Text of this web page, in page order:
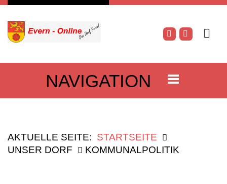
NAVIGATION
AKTUELLE SEITE: STARTSEITE
UNSER DORF
KOMMUNALPOLITIK